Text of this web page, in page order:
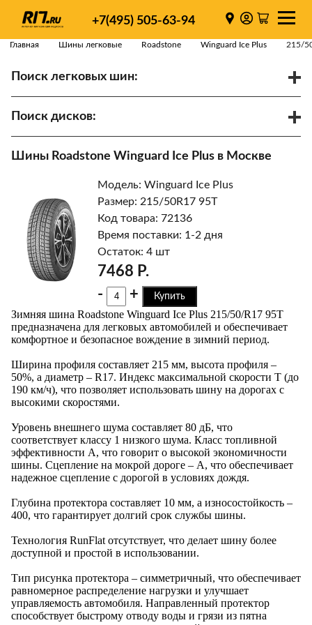
+7(495) 505-63-94
Главная Шины легковые Roadstone Winguard Ice Plus 215/
Поиск легковых шин:
Поиск дисков:
Шины Roadstone Winguard Ice Plus в Москве
Модель: Winguard Ice Plus
Размер: 215/50R17 95T
Код товара: 72136
Время поставки: 1-2 дня
Остаток: 4 шт
7468 Р.
-
+ Купить
Зимняя шина Roadstone Winguard Ice Plus 215/50/R17 95T
предназначена для легковых автомобилей и обеспечивает
комфортное и безопасное вождение в зимний период.
Ширина профиля составляет 215 мм, высота профиля –
50%, а диаметр – R17. Индекс максимальной скорости T (до
190 км/ч), что позволяет использовать шину на дорогах с
высокими скоростями.
Уровень внешнего шума составляет 80 дБ, что
соответствует классу 1 низкого шума. Класс топливной
эффективности A, что говорит о высокой экономичности
шины. Сцепление на мокрой дороге – A, что обеспечивает
надежное сцепление с дорогой в условиях дождя.
Глубина протектора составляет 10 мм, а износостойкость –
400, что гарантирует долгий срок службы шины.
Технология RunFlat отсутствует, что делает шину более
доступной и простой в использовании.
Тип рисунка протектора – симметричный, что обеспечивает
равномерное распределение нагрузки и улучшает
управляемость автомобиля. Направленный протектор
способствует быстрому отводу воды и грязи из пятна